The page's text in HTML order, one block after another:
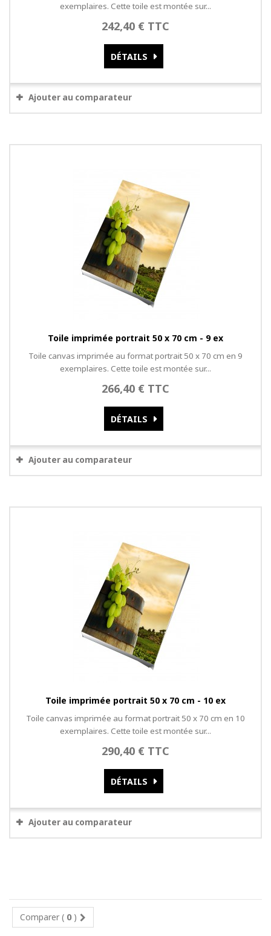
exemplaires. Cette toile est montée sur...
242,40 € TTC
DÉTAILS
Ajouter au comparateur
Toile imprimée portrait 50 x 70 cm - 9 ex
Toile canvas imprimée au format portrait 50 x 70 cm en 9
exemplaires. Cette toile est montée sur...
266,40 € TTC
DÉTAILS
Ajouter au comparateur
Toile imprimée portrait 50 x 70 cm - 10 ex
Toile canvas imprimée au format portrait 50 x 70 cm en 10
exemplaires. Cette toile est montée sur...
290,40 € TTC
DÉTAILS
Ajouter au comparateur
Comparer ( 0 )